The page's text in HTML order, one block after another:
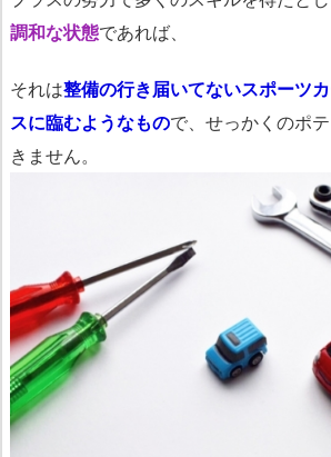
調和な状態であれば、
それは整備の行き届いてないスポーツ
スに臨むようなもので、せっかくのポ
きません。